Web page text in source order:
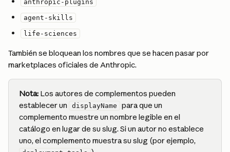
anthropic-plugins
agent-skills
life-sciences
También se bloquean los nombres que se hacen pasar por
marketplaces oficiales de Anthropic.
Nota: Los autores de complementos pueden
establecer un
displayName
para que un
complemento muestre un nombre legible en el
catálogo en lugar de su slug. Si un autor no establece
uno, el complemento muestra su slug (por ejemplo,